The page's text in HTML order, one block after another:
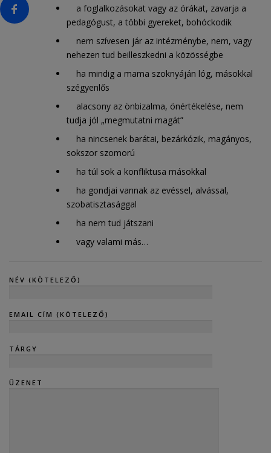
a foglalkozásokat vagy az órákat, zavarja a
pedagógust, a többi gyereket, bohóckodik
nem szívesen jár az intézménybe, nem, vagy
nehezen tud beilleszkedni a közösségbe
ha mindig a mama szoknyáján lóg, másokkal
szégyenlős
alacsony az önbizalma, önértékelése, nem
tudja jól „megmutatni magát”
ha nincsenek barátai, bezárkózik, magányos,
sokszor szomorú
ha túl sok a konfliktusa másokkal
ha gondjai vannak az evéssel, alvással,
szobatisztasággal
ha nem tud játszani
vagy valami más…
NÉV (KÖTELEZŐ)
EMAIL CÍM (KÖTELEZŐ)
TÁRGY
ÜZENET